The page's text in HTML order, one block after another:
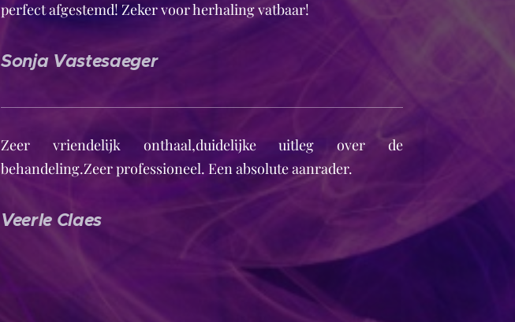
perfect afgestemd! Zeker voor herhaling vatbaar!
Sonja Vastesaeger
Zeer vriendelijk onthaal,duidelijke uitleg over de
behandeling.Zeer professioneel. Een absolute aanrader.
Veerle Claes